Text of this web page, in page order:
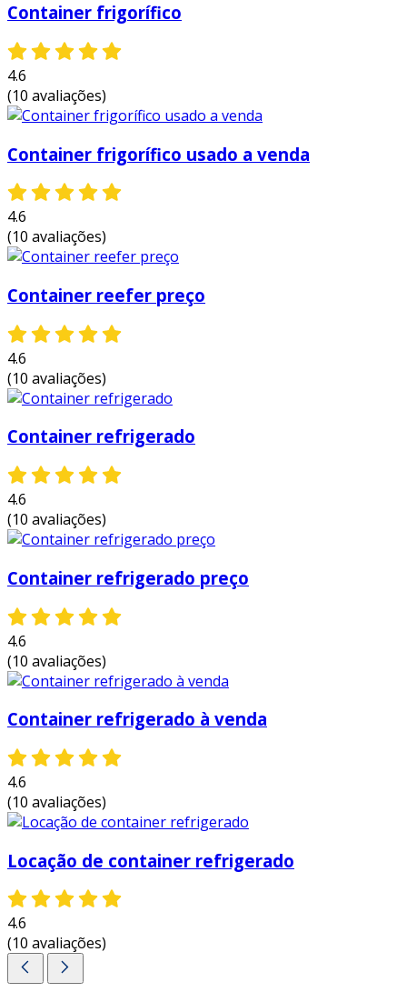
Container frigorífico
4.6
(10 avaliações)
Container frigorífico usado a venda
4.6
(10 avaliações)
Container reefer preço
4.6
(10 avaliações)
Container refrigerado
4.6
(10 avaliações)
Container refrigerado preço
4.6
(10 avaliações)
Container refrigerado à venda
4.6
(10 avaliações)
Locação de container refrigerado
4.6
(10 avaliações)